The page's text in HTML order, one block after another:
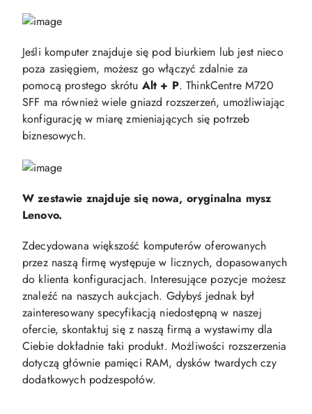
Jeśli komputer znajduje się pod biurkiem lub jest nieco
poza zasięgiem, możesz go włączyć zdalnie za
pomocą prostego skrótu Alt + P. ThinkCentre M720
SFF ma również wiele gniazd rozszerzeń, umożliwiając
konfigurację w miarę zmieniających się potrzeb
biznesowych.
W zestawie znajduje się nowa, oryginalna mysz
Lenovo.
Zdecydowana większość komputerów oferowanych
przez naszą firmę występuje w licznych, dopasowanych
do klienta konfiguracjach. Interesujące pozycje możesz
znaleźć na naszych aukcjach. Gdybyś jednak był
zainteresowany specyfikacją niedostępną w naszej
ofercie, skontaktuj się z naszą firmą a wystawimy dla
Ciebie dokładnie taki produkt. Możliwości rozszerzenia
dotyczą głównie pamięci RAM, dysków twardych czy
dodatkowych podzespołów.